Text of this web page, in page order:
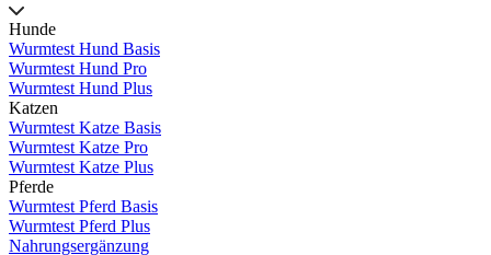
Hunde
Wurmtest Hund Basis
Wurmtest Hund Pro
Wurmtest Hund Plus
Katzen
Wurmtest Katze Basis
Wurmtest Katze Pro
Wurmtest Katze Plus
Pferde
Wurmtest Pferd Basis
Wurmtest Pferd Plus
Nahrungsergänzung